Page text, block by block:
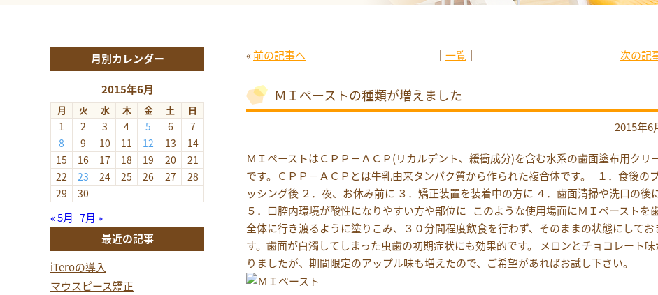
«前の記事へ │ 一覧 │ 次の記
ＭＩペーストの種類が増えました
2015年6
ＭＩペーストはＣＰＰ－ＡＣＰ(リカルデント、緩衝成分)を含む水系の歯面塗布用クリ
です。ＣＰＰ－ＡＣＰとは牛乳由来タンパク質から作られた複合体です。 １．食後の
ッシング後 ２．夜、お休み前に ３．矯正装置を装着中の方に ４．歯面清掃や洗口の後
５．口腔内環境が酸性になりやすい方や部位に このような使用場面にＭＩペーストを
全体に行き渡るように塗りこみ、３０分間程度飲食を行わず、そのままの状態にしてお
す。歯面が白濁してしまった虫歯の初期症状にも効果的です。 メロンとチョコレート味
りましたが、期間限定のアップル味も増えたので、ご希望があればお試し下さい。
月別カレンダー
2015年6月
月 火 水 木 金 土 日
1 2 3 4 5 6
7
8
9 10 11 12 13
14
15
16 17 18 19 20
21
22
23 24 25 26 27
28
29
30
« 5月 7月 »
最近の記事
iTeroの導入
マウスピース矯正